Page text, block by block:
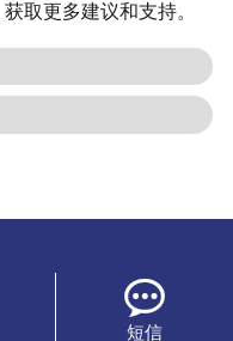
取更多建议和支持。

短信
共和国广告法》，尽力规范用
系我们，将立即更正；相关内容
依据。
权，请联系删除。